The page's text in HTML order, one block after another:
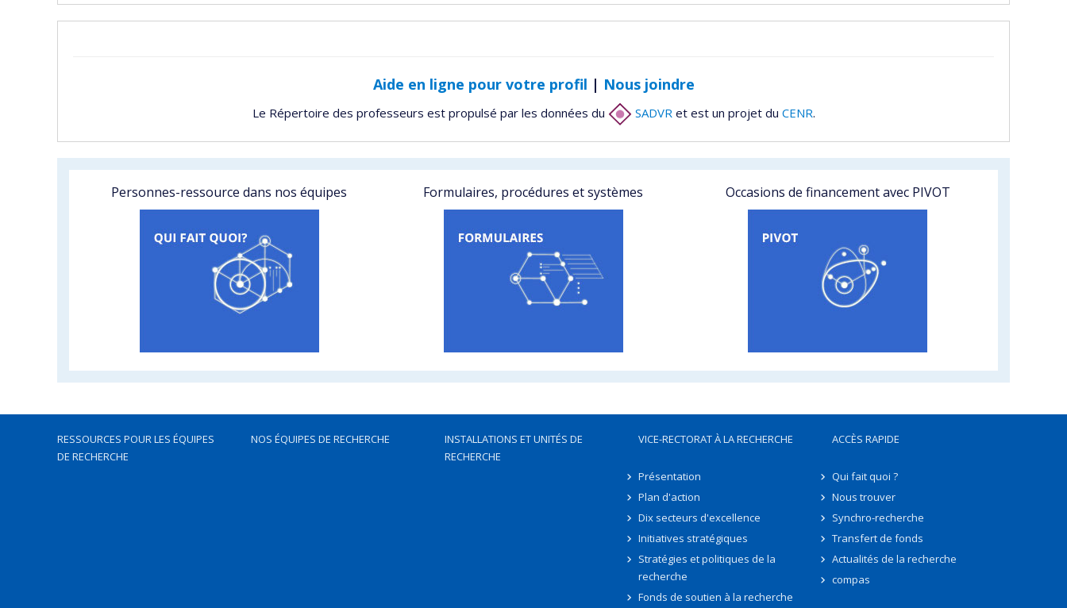
Aide en ligne pour votre profil | Nous joindre
Le Répertoire des professeurs est propulsé par les données du SADVR et est un projet du CENR.
Personnes-ressource dans nos équipes Formulaires, procédures et systèmes Occasions de financement avec PIVOT
RESSOURCES POUR LES ÉQUIPES
DE RECHERCHE
NOS ÉQUIPES DE RECHERCHE
INSTALLATIONS ET UNITÉS DE
RECHERCHE
VICE-RECTORAT À LA RECHERCHE
Présentation
Plan d'action
Dix secteurs d'excellence
Initiatives stratégiques
Stratégies et politiques de la
recherche
Fonds de soutien à la recherche
ACCÈS RAPIDE
Qui fait quoi ?
Nous trouver
Synchro-recherche
Transfert de fonds
Actualités de la recherche
compas